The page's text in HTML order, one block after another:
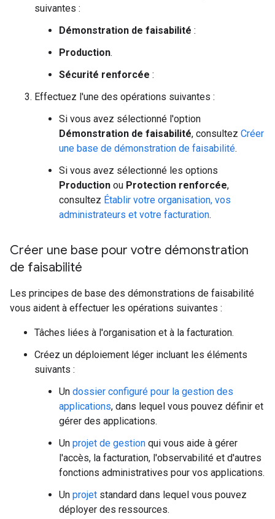
suivantes :
Démonstration de faisabilité :
Production.
Sécurité renforcée :
Effectuez l'une des opérations suivantes :
Si vous avez sélectionné l'option
Démonstration de faisabilité, consultez Créer
une base de démonstration de faisabilité.
Si vous avez sélectionné les options
Production ou Protection renforcée,
consultez Établir votre organisation, vos
administrateurs et votre facturation.
Créer une base pour votre démonstration
de faisabilité
Les principes de base des démonstrations de faisabilité
vous aident à effectuer les opérations suivantes :
Tâches liées à l'organisation et à la facturation.
Créez un déploiement léger incluant les éléments
suivants :
Un dossier configuré pour la gestion des
applications, dans lequel vous pouvez définir et
gérer des applications.
Un projet de gestion qui vous aide à gérer
l'accès, la facturation, l'observabilité et d'autres
fonctions administratives pour vos applications.
Un projet standard dans lequel vous pouvez
déployer des ressources.